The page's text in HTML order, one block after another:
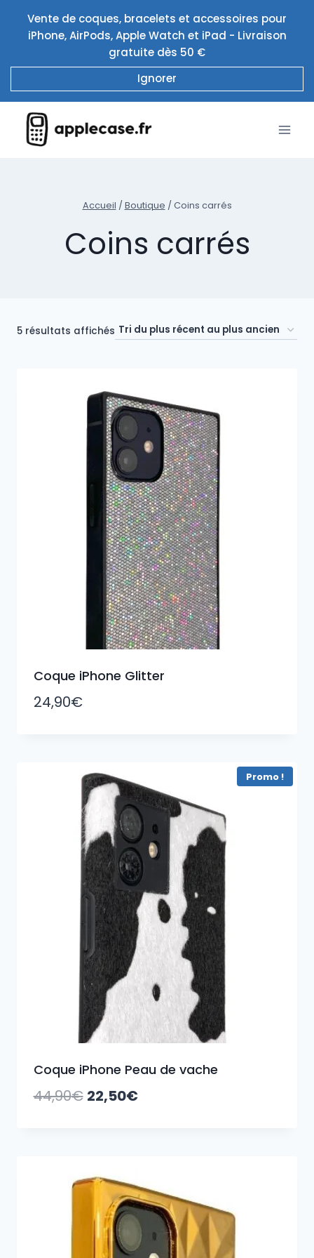
contenu
Vente de coques, bracelets et accessoires pour
iPhone, AirPods, Apple Watch et iPad - Livraison
gratuite dès 50 €
Ignorer
Accueil / Boutique / Coins carrés
Coins carrés
5 résultats affichés Trié
récent
au
plus
ancien
Coque iPhone Glitter
24,90€
Promo !
Coque iPhone Peau de vache
44,90€ Le
44,90€.
22,50€Le
22,50€.